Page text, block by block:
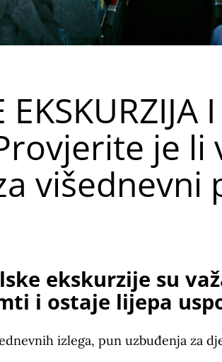
EKSKURZIJA
je li
višednevni
ekskurzije su
i ostaje lijepa
izlega, pun uzbuđenja za